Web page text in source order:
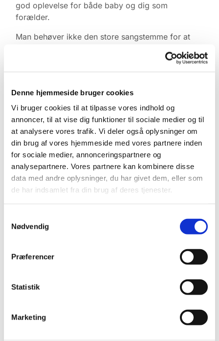
Denne hjemmeside bruger cookies
Vi bruger cookies til at tilpasse vores indhold og
annoncer, til at vise dig funktioner til sociale medier og til
at analysere vores trafik. Vi deler også oplysninger om
din brug af vores hjemmeside med vores partnere inden
for sociale medier, annonceringspartnere og
analysepartnere. Vores partnere kan kombinere disse
data med andre oplysninger, du har givet dem, eller som
de har indsamlet fra din brug af deres tjenester.
Nødvendig
Præferencer
Statistik
Marketing
god oplevelse for både baby og dig som
forælder.
Man behøver ikke den store sangstemme for at
stemme, legen, nærværet og øjenkontakten.
Yderligere info kan ske til korleder Sanja Lykke
Albrekt på mail: sanja.albrekt@gmail.com eller på
telefon 55 25 16 51 (ring/sms).
Den1. majer der mulighed for at invitere familie
og venner til at komme og se,
hvad vi har lavet. Det erkl. 16:30 denne dag.